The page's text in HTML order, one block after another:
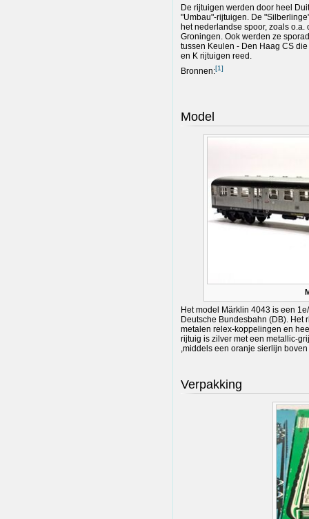
De rijtuigen werden door heel
"Umbau"-rijtuigen. De
het nederlandse spoor, zoals
Groningen. Ook werden ze
tussen Keulen - Den Haag CS
en K rijtuigen reed.
Bronnen:[1]
Model
Het model Märklin 4043 is een
Deutsche Bundesbahn (DB). Het
metalen relex-koppelingen en
rijtuig is zilver met een metallic-
,middels een oranje sierlijn
Verpakking